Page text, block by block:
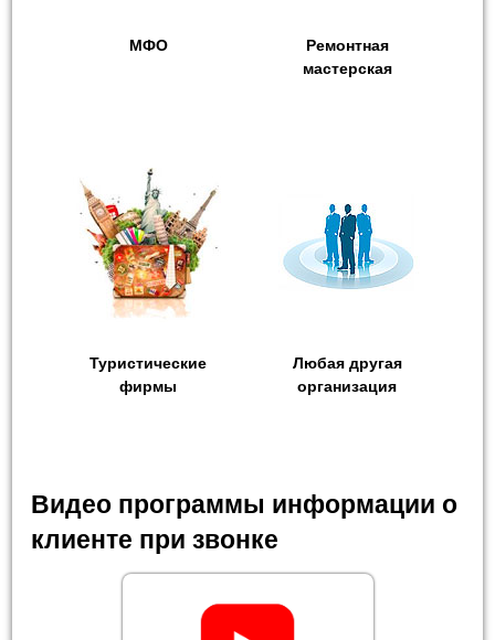
МФО
Ремонтная
мастерская
Туристические
фирмы
Любая другая
организация
Видео программы информации о
клиенте при звонке